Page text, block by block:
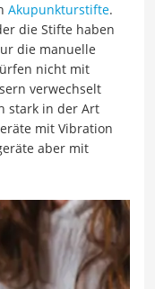
Akupunkturstifte.
die Stifte haben
die manuelle
nicht mit
verwechselt
stark in der Art
mit Vibration
aber mit